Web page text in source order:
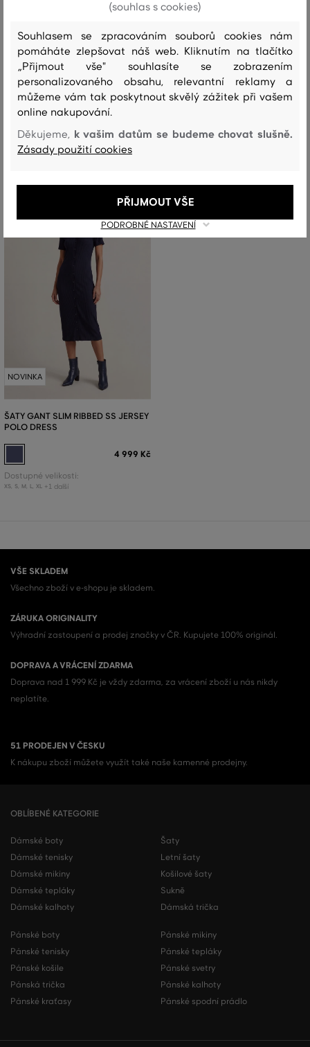
ŠATY GANT FLORAL PRINTED FLUID
SHIRT DRESS
6 199 Kč
Dostupné velikosti:
34, 36 , 38, 40 +2 další
ŠATY GANT BELTED DENIM MIDI
DRESS
6 899 Kč
32, 34, 36, 38, 40 +2 další
NOVINKA
ŠATY GANT SLIM RIBBED SS JERSEY
POLO DRESS
4 999 Kč
Dostupné velikosti:
XS, S, M L, XL +1 další
VŠE SKLADEM
Všechno zboží v e-shopu je skladem.
ZÁRUKA ORIGINALITY
Výhradní zastoupení a prodej značky v ČR. Kupujete 100% originál.
DOPRAVA A VRÁCENÍ ZDARMA
Doprava nad 1 999 Kč je vždy zdarma, za vrácení zboží u nás nikdy
neplatíte.
51 PRODEJEN V ČESKU
K nákupu zboží můžete využít také naše kamenné prodejny.
OBLÍBENÉ KATEGORIE
Dámské boty
Dámské tenisky
Dámské mikiny
Dámské tepláky
Dámské kalhoty
Šaty
Letní šaty
Košilové šaty
Sukně
Dámská trička
Pánské boty
Pánské tenisky
Pánské košile
Pánská trička
Pánské kraťasy
Pánské mikiny
Pánské tepláky
Pánské svetry
Pánské kalhoty
Pánské spodní prádlo
(souhlas s cookies)
Souhlasem se zpracováním souborů cookies nám
pomáháte zlepšovat náš web. Kliknutím na tlačítko
„Přijmout vše" souhlasíte se zobrazením
personalizovaného obsahu, relevantní reklamy a
můžeme vám tak poskytnout skvělý zážitek při vašem
online nakupování.
Děkujeme, k vašim datům se budeme chovat slušně.
Zásady použití cookies
PODROBNÉ NASTAVENÍ
PŘIJMOUT VŠE